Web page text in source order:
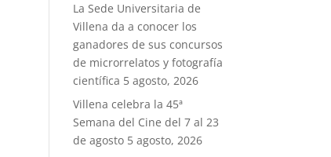
La Sede Universitaria de
Villena da a conocer los
ganadores de sus concursos
de microrrelatos y fotografía
científica 5 agosto, 2026
Villena celebra la 45ª
Semana del Cine del 7 al 23
de agosto 5 agosto, 2026